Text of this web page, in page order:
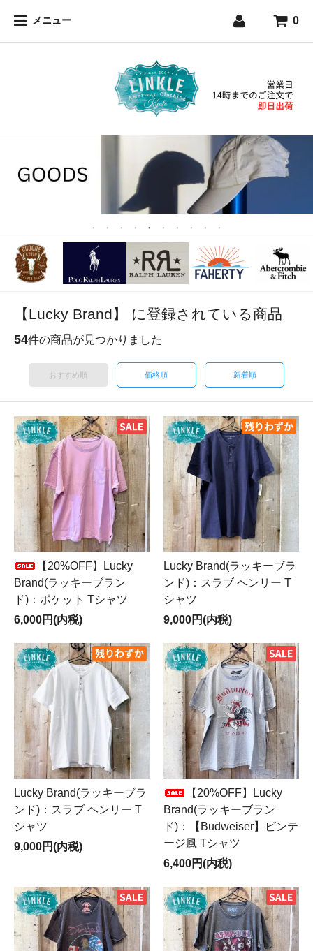
メニュー 0
【Lucky Brand】 に登録されている商品
54件の商品が見つかりました
おすすめ順 価格順 新着順
【20%OFF】Lucky
Brand(ラッキーブラン
ド)：ポケット Tシャツ
6,000円(内税)
Lucky Brand(ラッキーブラ
ンド)：スラブ ヘンリー T
シャツ
9,000円(内税)
Lucky Brand(ラッキーブラ
ンド)：スラブ ヘンリー T
シャツ
9,000円(内税)
【20%OFF】Lucky
Brand(ラッキーブラン
ド)：【Budweiser】ビンテ
ージ風 Tシャツ
6,400円(内税)